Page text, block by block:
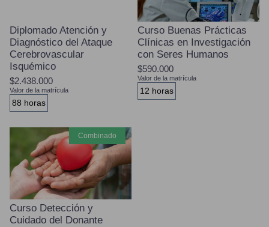
Diplomado Atención y
Diagnóstico del Ataque
Cerebrovascular
Isquémico
$2.438.000
Valor de la matrícula
88 horas
Curso Buenas Prácticas
Clínicas en Investigación
con Seres Humanos
$590.000
Valor de la matrícula
12 horas
combinado
Curso Detección y
Cuidado del Donante